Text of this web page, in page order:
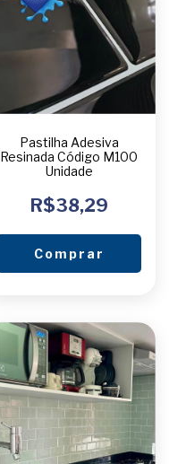
Pastilha Adesiva
Resinada Código M100
Unidade
R$38,29
Comprar